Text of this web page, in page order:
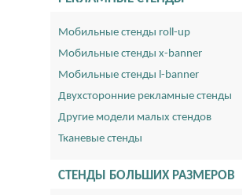
Мобильные стенды roll-up
Мобильные стенды x-banner
Мобильные стенды l-banner
Двухсторонние рекламные стенды
Другие модели малых стендов
Тканевые стенды
СТЕНДЫ БОЛЬШИХ РАЗМЕРОВ